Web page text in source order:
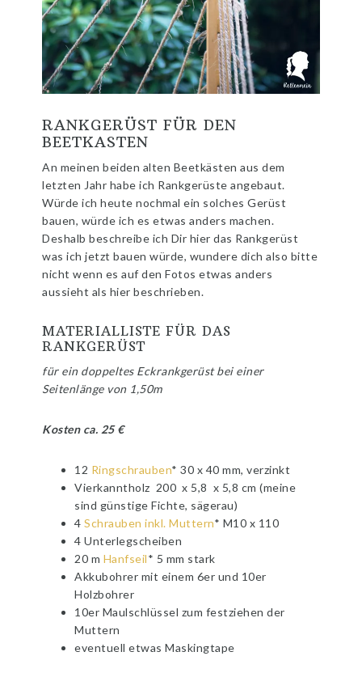
RANKGERÜST FÜR DEN
BEETKASTEN
An meinen beiden alten Beetkästen aus dem
letzten Jahr habe ich Rankgerüste angebaut.
Würde ich heute nochmal ein solches Gerüst
bauen, würde ich es etwas anders machen.
Deshalb beschreibe ich Dir hier das Rankgerüst
was ich jetzt bauen würde, wundere dich also bitte
nicht wenn es auf den Fotos etwas anders
aussieht als hier beschrieben.
MATERIALLISTE FÜR DAS
RANKGERÜST
für ein doppeltes Eckrankgerüst bei einer
Seitenlänge von 1,50m
Kosten ca. 25 €
12 Ringschrauben* 30 x 40 mm, verzinkt
Vierkanntholz 200 x 5,8 x 5,8 cm (meine
sind günstige Fichte, sägerau)
4Schrauben inkl. Muttern* M10 x 110
4 Unterlegscheiben
20 m Hanfseil* 5 mm stark
Akkubohrer mit einem 6er und 10er
Holzbohrer
10er Maulschlüssel zum festziehen der
Muttern
eventuell etwas Maskingtape